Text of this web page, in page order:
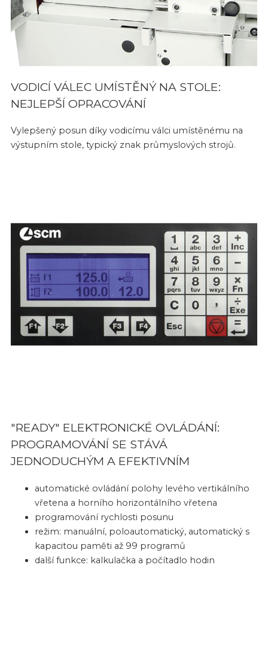
VODICÍ VÁLEC UMÍSTĚNÝ NA STOLE:
NEJLEPŠÍ OPRACOVÁNÍ
Vylepšený posun díky vodicímu válci umístěnému na
výstupním stole, typický znak průmyslových strojů.
"READY" ELEKTRONICKÉ OVLÁDÁNÍ:
PROGRAMOVÁNÍ SE STÁVÁ
JEDNODUCHÝM A EFEKTIVNÍM
automatické ovládání polohy levého vertikálního
vřetena a horního horizontálního vřetena
programování rychlosti posunu
režim: manuální, poloautomatický, automatický s
kapacitou paměti až 99 programů
další funkce: kalkulačka a počítadlo hodin